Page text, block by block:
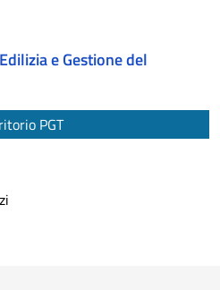
e Gestione del
PGT